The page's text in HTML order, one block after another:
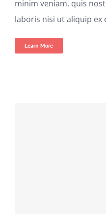
minim veniam, quis
laboris nisi ut aliquip ex
Learn More